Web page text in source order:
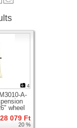
4
A-
wheel
28 079 Ft
20 %